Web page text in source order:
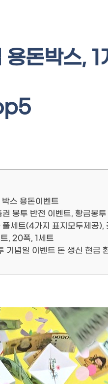
돈박스,
스 용돈이벤트
봉투 반전 이벤트, 황금봉
풀세트(4가지 표지모두제공
, 20폭, 1세트
기념일 이벤트 돈 생신 현금